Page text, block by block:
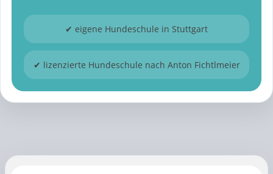
✔ eigene Hundeschule in Stuttgart
✔ lizenzierte Hundeschule nach Anton Fichtlmeier